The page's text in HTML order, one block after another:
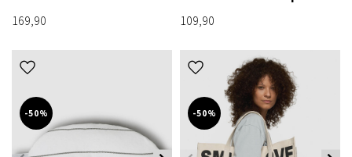
169,90
109,90
-50% -50%